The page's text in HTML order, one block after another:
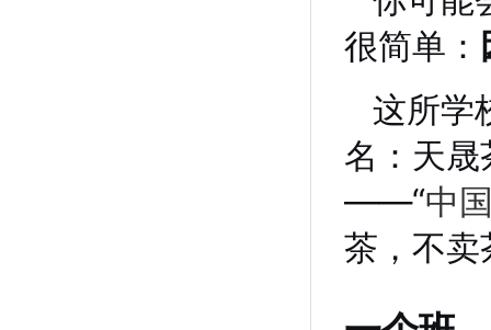
很简单：
这所学
名：天
——“中
茶，不卖